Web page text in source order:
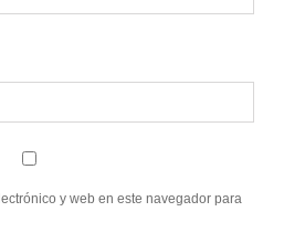
y web en este navegador para